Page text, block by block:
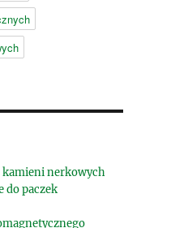
kamieni nerkowych
do paczek